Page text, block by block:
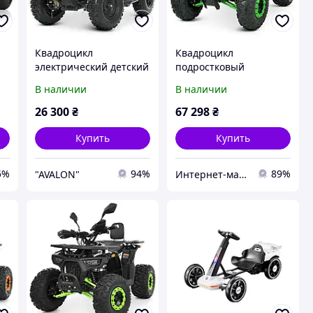
Квадроцикл
электрический детский
двигатель 1000W,
аккумулятор 48V12Ah,
В наличии
26 300 ₴
Купить
"AVALON" 94%
Квадроцикл
подростковый
мотор 1500W, 5 аккум.
12V/20AH HB-ATV1500H-
В наличии
67 298₴
Купить
Интернет-магазин "Маленький Гонщик" 89%